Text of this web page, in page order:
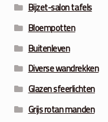
Bijzet-salon tafels
Bloempotten
Buitenleven
Diverse wandrekken
Glazen sfeerlichten
Grijs rotan manden